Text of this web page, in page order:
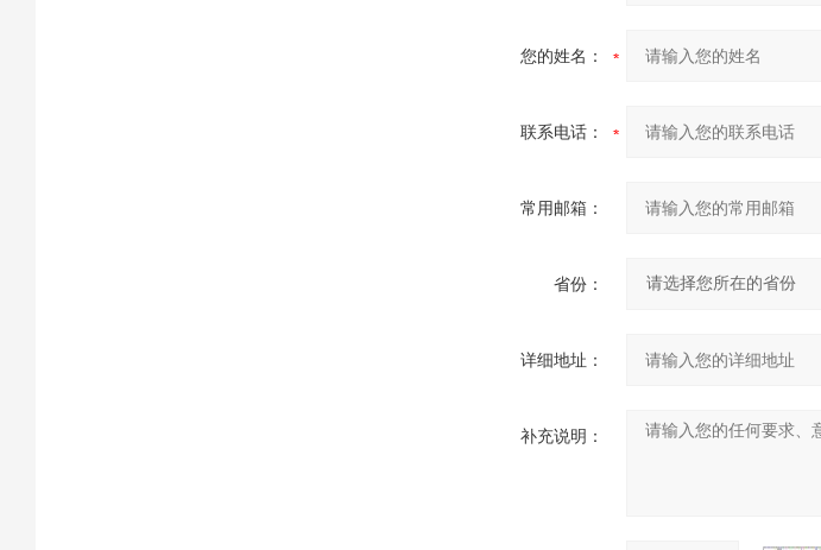
您的姓名：
联系电话：
常用邮箱：
省份：
详细地址：
补充说明：